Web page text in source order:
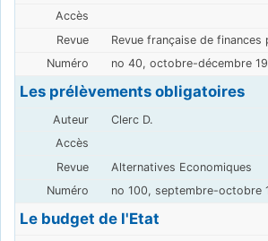
Revue française de finances
no 40, octobre-décembre
Les prélèvements obligatoires
Clerc D.
Alternatives Economiques
no 100, septembre-octobre
Le budget de l'Etat